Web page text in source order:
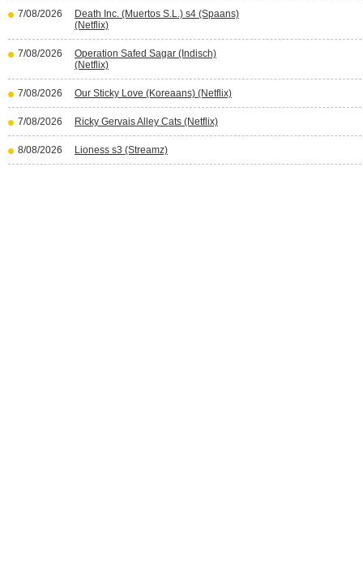
7/08/2026
Death Inc. (Muertos S.L.) s4 (Spaans)
(Netflix)
7/08/2026
Operation Safed Sagar (Indisch)
(Netflix)
7/08/2026 Our Sticky Love (Koreaans) (Netflix)
7/08/2026 Ricky Gervais Alley Cats (Netflix)
8/08/2026 Lioness s3 (Streamz)